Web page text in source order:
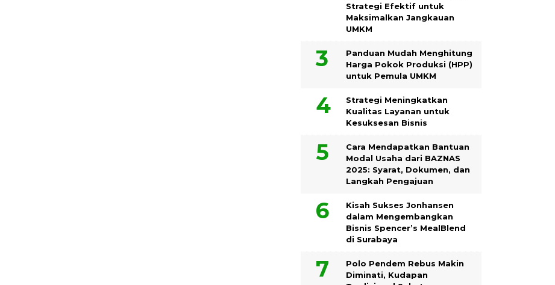
Strategi Efektif untuk
Maksimalkan Jangkauan
UMKM
Panduan Mudah Menghitung
Harga Pokok Produksi (HPP)
untuk Pemula UMKM
Strategi Meningkatkan
Kualitas Layanan untuk
Kesuksesan Bisnis
Cara Mendapatkan Bantuan
Modal Usaha dari BAZNAS
2025: Syarat, Dokumen, dan
Langkah Pengajuan
Kisah Sukses Jonhansen
dalam Mengembangkan
Bisnis Spencer’s MealBlend
di Surabaya
Polo Pendem Rebus Makin
Diminati, Kudapan